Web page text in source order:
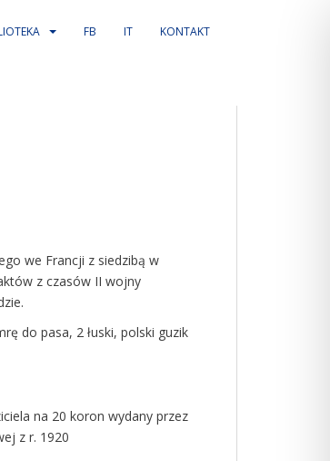
FB IT KONTAKT
we Francji z siedzibą w
z czasów II wojny
do pasa, 2 łuski, polski guzik
na 20 koron wydany przez
z r. 1920